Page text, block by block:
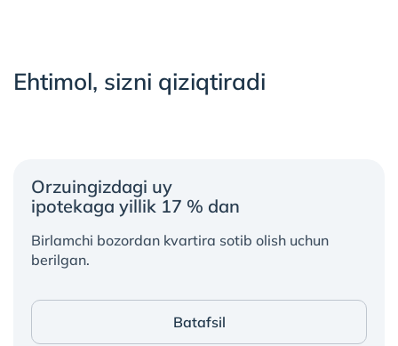
Ehtimol, sizni qiziqtiradi
Orzuingizdagi uy
ipotekaga yillik 17 % dan
Birlamchi bozordan kvartira sotib olish uchun
berilgan.
Batafsil